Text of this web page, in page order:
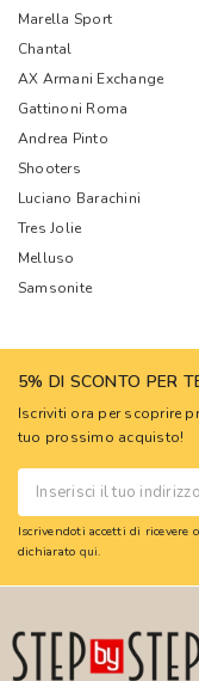
Marella Sport
Chantal
AX Armani Exchange
Gattinoni Roma
Andrea Pinto
Shooters
Luciano Barachini
Tres Jolie
Melluso
Samsonite
5% DI SCONTO PER
Iscriviti ora per scoprire
tuo prossimo acquisto!
Iscrivendoti accetti di ricevere
dichiarato qui.